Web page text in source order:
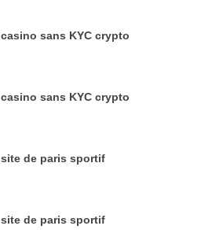
casino sans KYC crypto
casino sans KYC crypto
site de paris sportif
site de paris sportif